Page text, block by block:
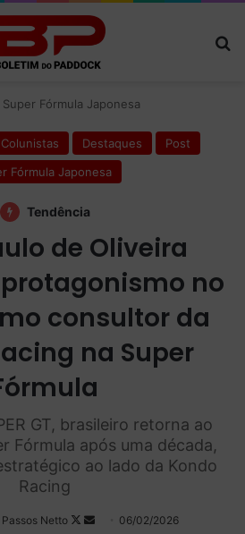
Super Fórmula Japonesa
Colunistas Destaques
Post
Fórmula Japonesa
Tendência
de Oliveira
no
consultor da
na Super
GT, brasileiro retorna ao
Fórmula após uma década,
ao lado da Kondo
Racing
Netto
Follow
Mande06/02/2026